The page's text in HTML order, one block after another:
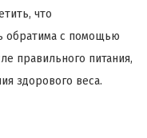
что
обратима с помощью
правильного питания,
здорового веса.